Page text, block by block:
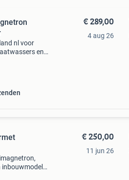
nl voor
en
€ 289,00
4 aug 26
inbouwmodel
€ 250,00
11 jun 26